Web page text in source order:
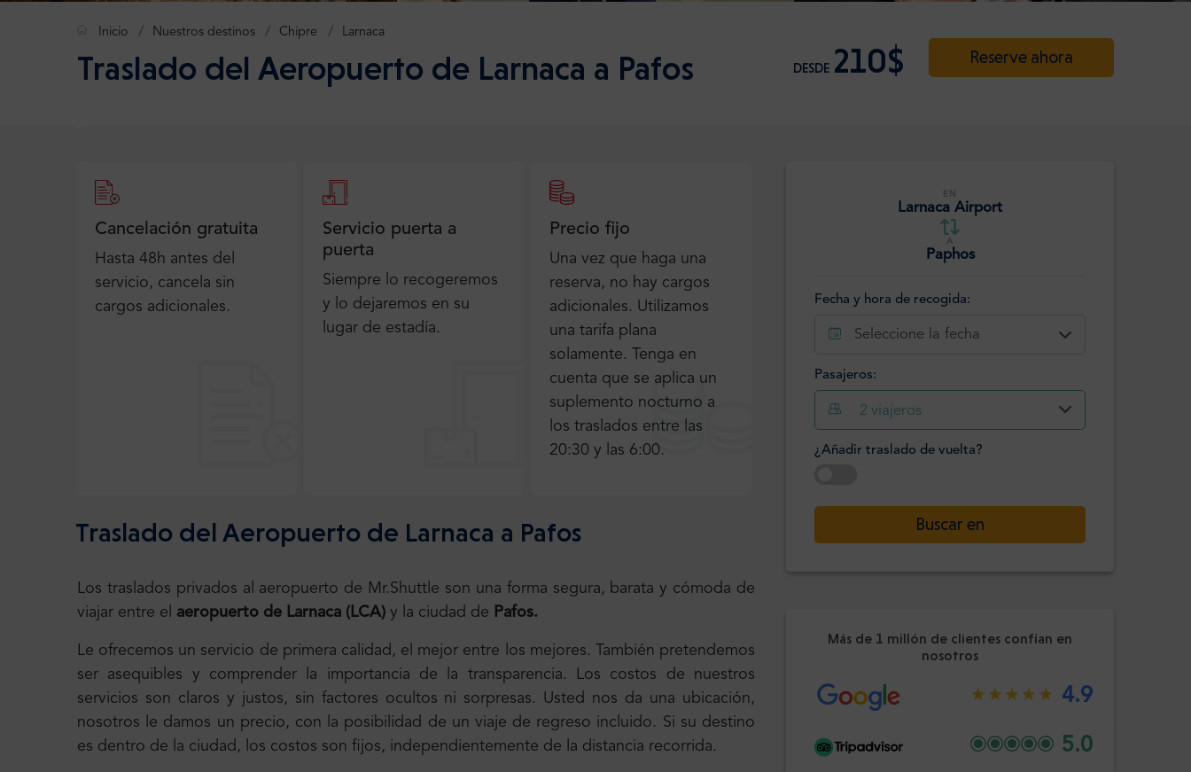
Inicio Nuestros destinos Chipre Larnaca
Traslado del Aeropuerto de Larnaca a Pafos DESDE 210$ Reserve ahora
EN
Larnaca Airport
A
Paphos
Fecha y hora de recogida:
Seleccione la fecha
Hora
:
Minuto
Confirme
Pasajeros:
2 viajeros
¿Añadir traslado de vuelta?
Buscar en
Más de 1 millón de clientes confían en
nosotros
4.9
5.0
Cancelación gratuita
Hasta 48h antes del
servicio, cancela sin
cargos adicionales.
Servicio puerta a
puerta
Siempre lo recogeremos
y lo dejaremos en su
lugar de estadía.
Precio fijo
Una vez que haga una
reserva, no hay cargos
adicionales. Utilizamos
una tarifa plana
solamente. Tenga en
cuenta que se aplica un
suplemento nocturno a
los traslados entre las
20:30 y las 6:00.
Traslado del Aeropuerto de Larnaca a Pafos
Los traslados privados al aeropuerto de Mr.Shuttle son una forma segura, barata y cómoda de
viajar entre el aeropuerto de Larnaca (LCA) y la ciudad de Pafos.
Le ofrecemos un servicio de primera calidad, el mejor entre los mejores. También pretendemos
ser asequibles y comprender la importancia de la transparencia. Los costos de nuestros
servicios son claros y justos, sin factores ocultos ni sorpresas. Usted nos da una ubicación,
nosotros le damos un precio, con la posibilidad de un viaje de regreso incluido. Si su destino
es dentro de la ciudad, los costos son fijos, independientemente de la distancia recorrida.